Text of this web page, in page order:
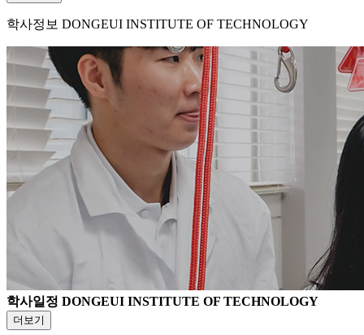
학사정보 DONGEUI INSTITUTE OF TECHNOLOGY
학사일정 DONGEUI INSTITUTE OF TECHNOLOGY
더보기